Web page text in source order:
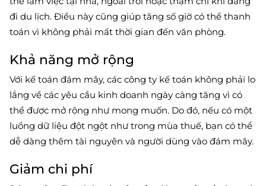
đi du lịch. Điều này cũng giúp tăng số giờ có thể thanh
toán vì không phải mất thời gian đến văn phòng.
Khả năng mở rộng
Với kế toán đám mây, các công ty kế toán không phải lo
lắng về các yêu cầu kinh doanh ngày càng tăng vì có
thể được mở rộng như mong muốn. Do đó, nếu có một
luồng dữ liệu đột ngột như trong mùa thuế, bạn có thể
dễ dàng thêm tài nguyên và người dùng vào đám mây.
Giảm chi phí